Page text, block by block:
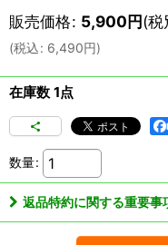
販売価格: 5,900円(税
(税込: 6,490円)
在庫数 1点
数量:
返品特約に関する重要事